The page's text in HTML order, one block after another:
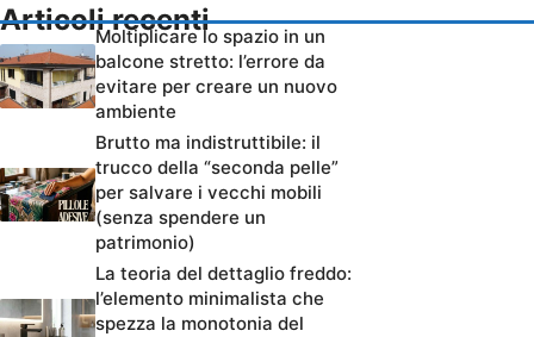
Articoli recenti
Moltiplicare lo spazio in un
balcone stretto: l’errore da
evitare per creare un nuovo
ambiente
Brutto ma indistruttibile: il
trucco della “seconda pelle”
per salvare i vecchi mobili
(senza spendere un
patrimonio)
La teoria del dettaglio freddo:
l’elemento minimalista che
spezza la monotonia del